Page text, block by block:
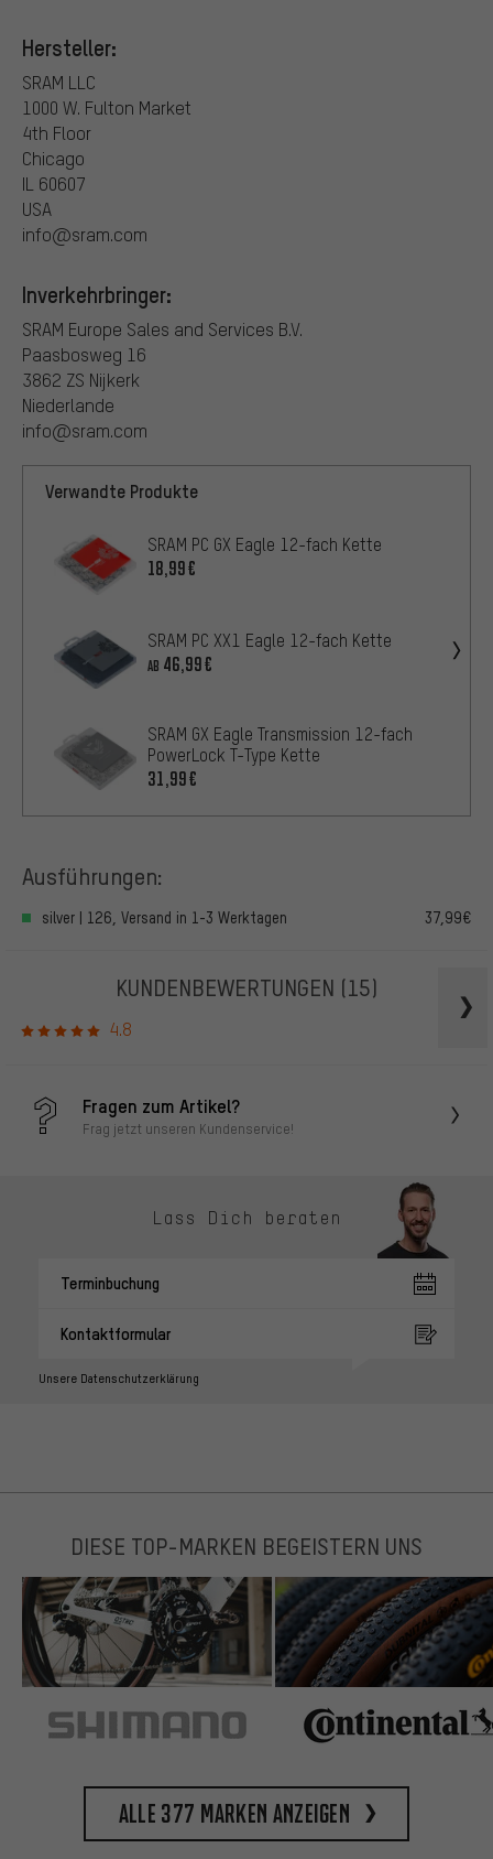
Hersteller:
SRAM LLC
1000 W. Fulton Market
4th Floor
Chicago
IL 60607
USA
info@sram.com
Inverkehrbringer:
SRAM Europe Sales and Services B.V.
Paasbosweg 16
3862 ZS Nijkerk
Niederlande
info@sram.com
Verwandte Produkte
SRAM PC GX Eagle 12-fach Kette
18,99€
SRAM PC XX1 Eagle 12-fach Kette
AB 46,99€
SRAM GX Eagle Transmission 12-fach
PowerLock T-Type Kette
31,99€
Ausführungen:
silver | 126, Versand in 1-3 Werktagen 37,99€
KUNDENBEWERTUNGEN (15)
4.8
Fragen zum Artikel?
Frag jetzt unseren Kundenservice!
Lass Dich beraten
Terminbuchung
Kontaktformular
Unsere Datenschutzerklärung
DIESE TOP-MARKEN BEGEISTERN UNS
Alle 377 Marken anzeigen